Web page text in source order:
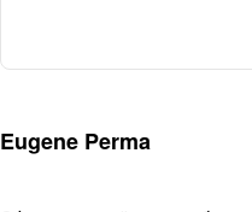
Eugene Perma